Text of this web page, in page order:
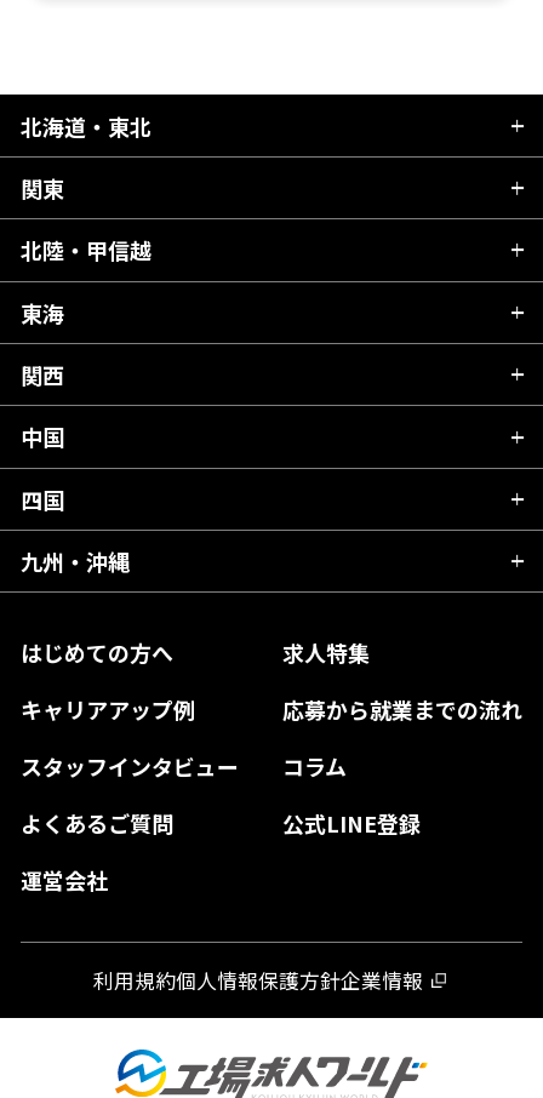
はじめての方へ
求人特集
キャリアアップ例
応募から就業までの流れ
スタッフインタビュー
コラム
よくあるご質問
公式LINE登録
運営会社
北海道・東北
北海道
青森県
秋田県
岩手県
宮城県
福島県
関東
茨城県
栃木県
群馬県
埼玉県
千葉県
東京都
神奈川県
北陸・甲信越
新潟県
富山県
石川県
山梨県
長野県
東海
岐阜県
静岡県
愛知県
関西
滋賀県
京都府
大阪府
奈良県
和歌山県
中国
広島県
岡山県
島根県
山口県
四国
愛媛県
徳島県
九州・沖縄
熊本県
宮崎県
利用規約個人情報保護方針企業情報